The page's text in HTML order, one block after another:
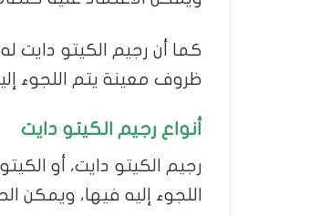
كما أن رجيم الكيتو دايت
ظروف معينة يتم اللجوء
أنواع رجيم الكيتو دايت
رجيم الكيتو دايت، أو
اللجوء إليه فيها، ويمكن